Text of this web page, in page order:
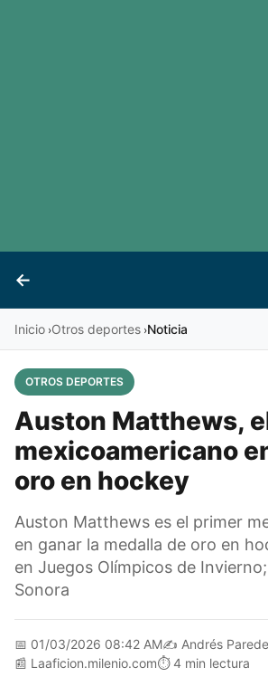
←
Vives
Inicio ›Otros deportes ›Noticia
OTROS DEPORTES
Auston Matthews,
mexicoamericano
oro en hockey
Auston Matthews es el primer
en ganar la medalla de oro en
en Juegos Olímpicos de
Sonora
📅 01/03/2026 08:42 AM✍️ Andrés
📰 Laaficion.milenio.com⏱️ 4 min lectura